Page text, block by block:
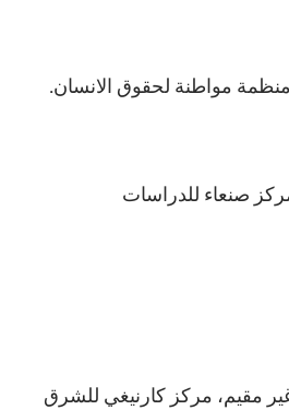
مواطنة لحقوق الانسان.
صنعاء للدراسات
مقيم، مركز كارنيغي للشرق